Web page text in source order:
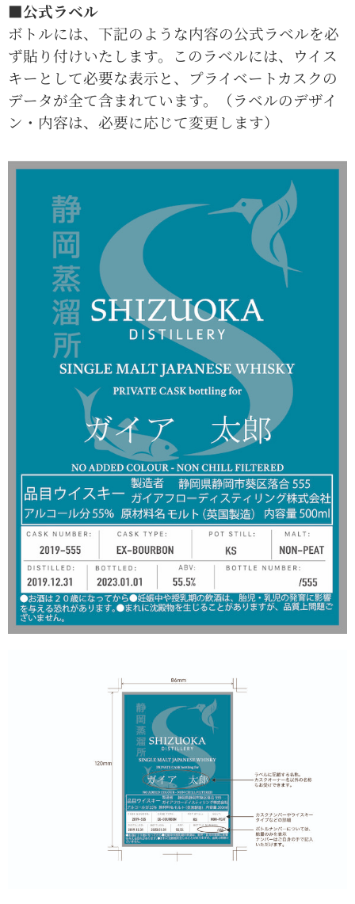
■公式ラベル
ボトルには、下記のような内容の公式ラベルを必
ず貼り付けいたします。このラベルには、ウイス
キーとして必要な表示と、プライベートカスクの
データが全て含まれています。（ラベルのデザイ
ン・内容は、必要に応じて変更します）